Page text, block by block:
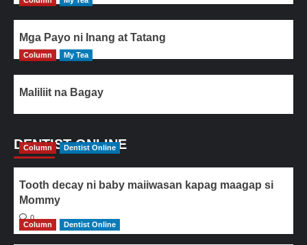
Mga Payo ni Inang at Tatang
Column My Tea
Maliliit na Bagay
DENTIST ONLINE
Column Dentist Online
Tooth decay ni baby maiiwasan kapag maagap si
Mommy
0
Column
Dentist Online